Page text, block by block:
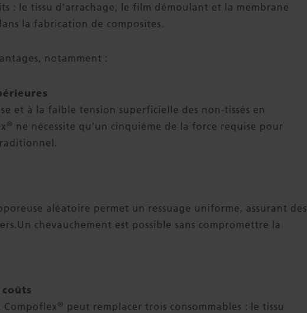
: le tissu d’arrachage, le film démoulant et la membrane
la fabrication de composites.
notamment :
et à la faible tension superficielle des non-tissés en
® ne nécessite qu’un cinquième de la force requise pour
aléatoire permet un ressuage uniforme, assurant des
chevauchement est possible sans compromettre la
Compoflex ® peut remplacer trois consommables : le tissu